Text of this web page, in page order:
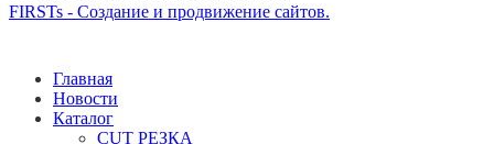
FIRSTs - Создание и продвижение сайтов.
Главная
Новости
Каталог
CUT РЕЗКА